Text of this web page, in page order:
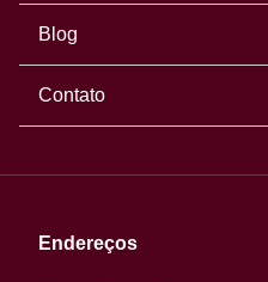
Blog
Contato
Endereços